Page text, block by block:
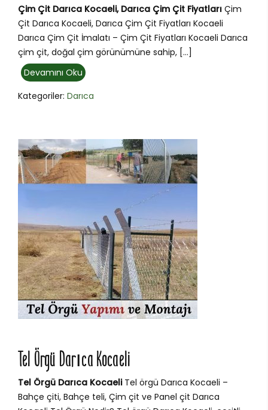
Çim Çit Darıca Kocaeli, Darıca Çim Çit Fiyatları Çim
Çit Darıca Kocaeli, Darıca Çim Çit Fiyatları Kocaeli
Darıca Çim Çit İmalatı – Çim Çit Fiyatları Kocaeli Darıca
çim çit, doğal çim görünümüne sahip, […]
Devamını Oku
Kategoriler: Darıca
Tel Örgü Darıca Kocaeli
Tel Örgü Darıca KocaeliTel örgü Darıca Kocaeli –
Bahçe çiti, Bahçe teli, Çim çit ve Panel çit Darıca